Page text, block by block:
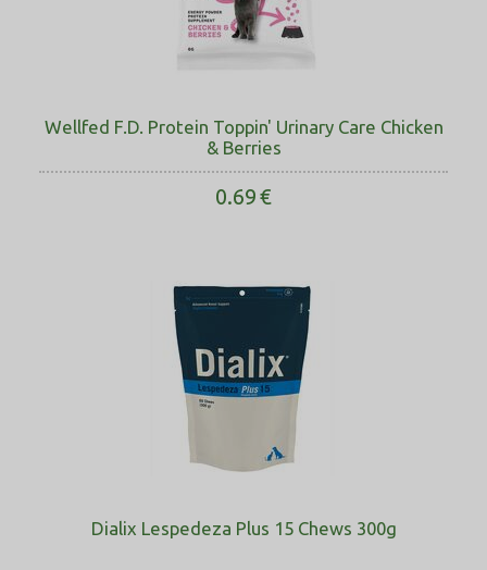
Wellfed F.D. Protein Toppin' Urinary Care Chicken
& Berries
0.69€
Dialix Lespedeza Plus 15 Chews 300g